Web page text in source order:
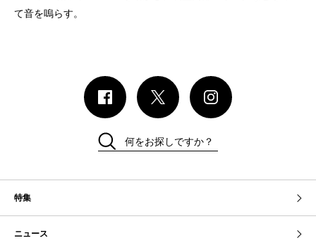
て音を嗚らす。
特集
ニュース
何をお探しですか？